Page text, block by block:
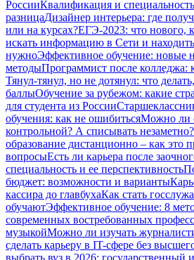
РоссииКвалификация и
разницаДизайнер интерьера: где
или на курсах?ЕГЭ-2023: что нового,
искать информацию в Сети и
нужноЭффективное обучение: новые
методыПрограммист после колледжа:
Тянул-тянул, но не дотянул: что
баллыОбучение за рубежом: какие
для студента из России
обучения: как не ошибитьсяМожно ли
контрольной? А списывать незаметно?
образование дистанционно – как это
вопросыЕсть ли карьера после
специальность и ее перспективность
бюджет: возможности и варианты
кассира до главбухаКак стать
обучаютЭффективное обучение: 8
современных востребованных
музыкойМожно ли изучать
сделать карьеру в IT-сфере без
выбрать вуз в 2026: